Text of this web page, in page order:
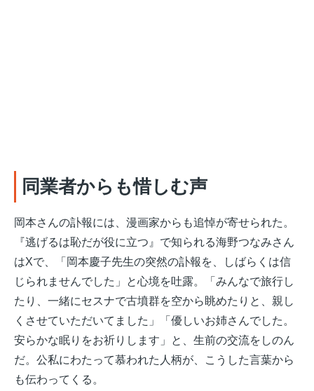
同業者からも惜しむ声
岡本さんの訃報には、漫画家からも追悼が寄せられた。
『逃げるは恥だが役に立つ』で知られる海野つなみさん
はXで、「岡本慶子先生の突然の訃報を、しばらくは信
じられませんでした」と心境を吐露。「みんなで旅行し
たり、一緒にセスナで古墳群を空から眺めたりと、親し
くさせていただいてました」「優しいお姉さんでした。
安らかな眠りをお祈りします」と、生前の交流をしのん
だ。公私にわたって慕われた人柄が、こうした言葉から
も伝わってくる。